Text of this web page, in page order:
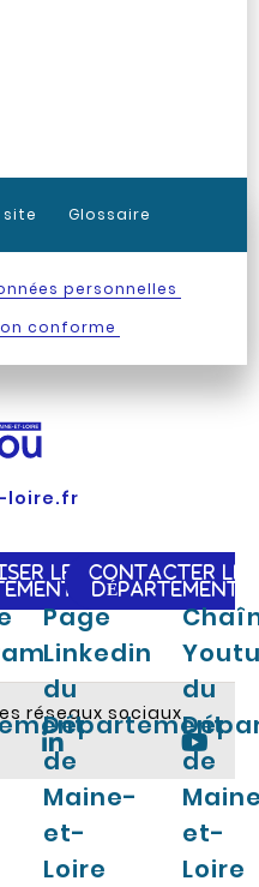
site Glossaire
personnelles
conforme
loire.fr
LE
CONTACTER LE
DÉPARTEMENT
réseaux sociaux
Page
Linkedin
du
Département
de
Maine-
et-
Loire
du
de
et-
Loire